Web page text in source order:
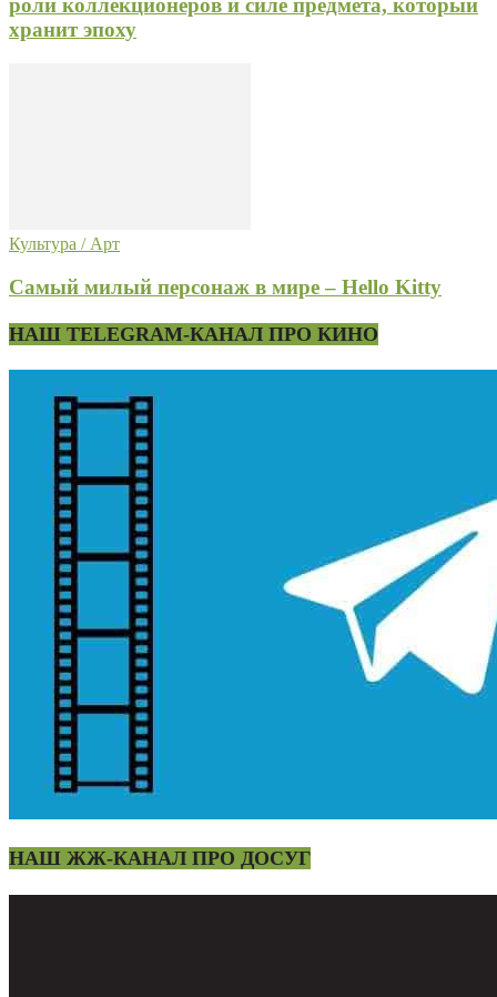
роли коллекционеров и силе предмета, который
хранит эпоху
Культура / Арт
Самый милый персонаж в мире – Hello Kitty
НАШ TELEGRAM-КАНАЛ ПРО КИНО
НАШ ЖЖ-КАНАЛ ПРО ДОСУГ